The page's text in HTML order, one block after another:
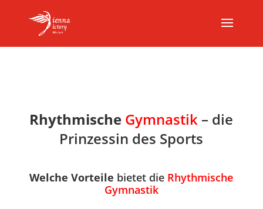
Rhythmische Gymnastik – die
Prinzessin des Sports
Welche Vorteile bietet die Rhythmische
Gymnastik